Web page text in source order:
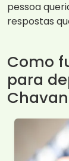
pessoa
respostas
Como
para